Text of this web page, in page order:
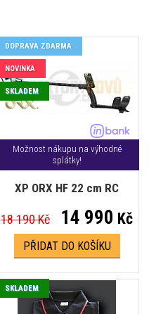
Možnost nákupu na výhodné
splátky!
XP ORX HF 22 cm RC
DOPRAVA ZDARMA
NOVINKA
SKLADEM
18 190 Kč 14 990 Kč
PŘIDAT DO KOŠÍKU
SKLADEM